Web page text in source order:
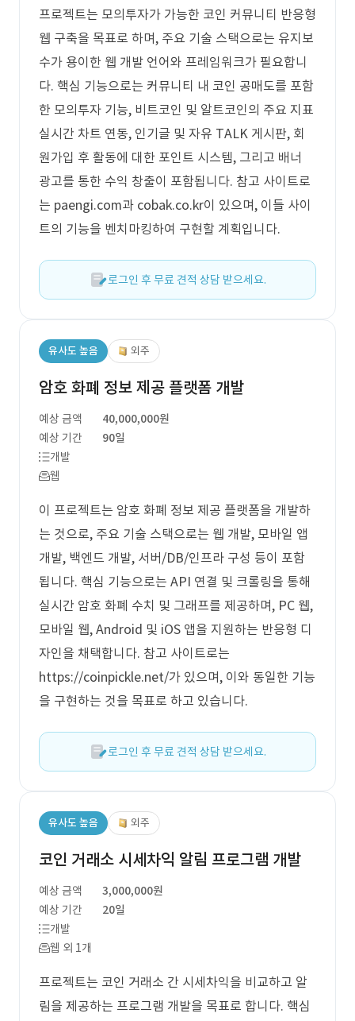
프로젝트는 모의투자가 가능한 코인 커뮤니티 반응형
웹 구축을 목표로 하며, 주요 기술 스택으로는 유지보
수가 용이한 웹 개발 언어와 프레임워크가 필요합니
다. 핵심 기능으로는 커뮤니티 내 코인 공매도를 포함
한 모의투자 기능, 비트코인 및 알트코인의 주요 지표
실시간 차트 연동, 인기글 및 자유 TALK 게시판, 회
원가입 후 활동에 대한 포인트 시스템, 그리고 배너
광고를 통한 수익 창출이 포함됩니다. 참고 사이트로
는 paengi.com과 cobak.co.kr이 있으며, 이들 사이
트의 기능을 벤치마킹하여 구현할 계획입니다.
로그인 후 무료 견적 상담 받으세요.
유사도 높음 외주
암호 화폐 정보 제공 플랫폼 개발
예상 금액
40,000,000원
예상 기간
90일
개발
웹
이 프로젝트는 암호 화폐 정보 제공 플랫폼을 개발하
는 것으로, 주요 기술 스택으로는 웹 개발, 모바일 앱
개발, 백엔드 개발, 서버/DB/인프라 구성 등이 포함
됩니다. 핵심 기능으로는 API 연결 및 크롤링을 통해
실시간 암호 화폐 수치 및 그래프를 제공하며, PC 웹,
모바일 웹, Android 및 iOS 앱을 지원하는 반응형 디
자인을 채택합니다. 참고 사이트로는
https://coinpickle.net/가 있으며, 이와 동일한 기능
을 구현하는 것을 목표로 하고 있습니다.
로그인 후 무료 견적 상담 받으세요.
유사도 높음 외주
코인 거래소 시세차익 알림 프로그램 개발
예상 금액
3,000,000원
예상 기간
20일
개발
웹 외 1개
프로젝트는 코인 거래소 간 시세차익을 비교하고 알
림을 제공하는 프로그램 개발을 목표로 합니다. 핵심